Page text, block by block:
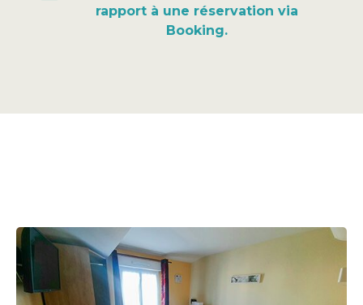
rapport à une réservation via
Booking.